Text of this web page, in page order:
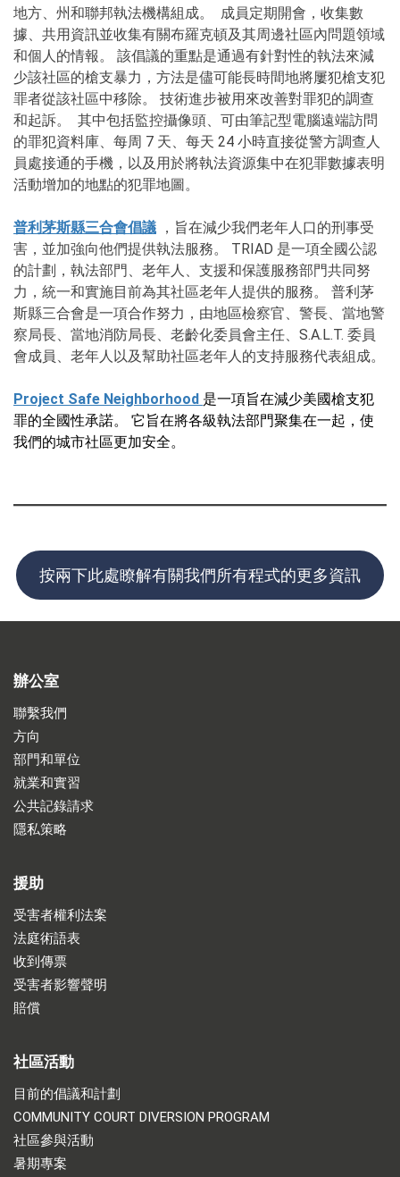
地方、州和聯邦執法機構組成。 成員定期開會，收集數
據、共用資訊並收集有關布羅克頓及其周邊社區內問題領域
和個人的情報。 該倡議的重點是通過有針對性的執法來減
少該社區的槍支暴力，方法是儘可能長時間地將屢犯槍支犯
罪者從該社區中移除。 技術進步被用來改善對罪犯的調查
和起訴。 其中包括監控攝像頭、可由筆記型電腦遠端訪問
的罪犯資料庫、每周 7 天、每天 24 小時直接從警方調查人
員處接通的手機，以及用於將執法資源集中在犯罪數據表明
活動增加的地點的犯罪地圖。
普利茅斯縣三合會倡議 ，旨在減少我們老年人口的刑事受
害，並加強向他們提供執法服務。 TRIAD 是一項全國公認
的計劃，執法部門、老年人、支援和保護服務部門共同努
力，統一和實施目前為其社區老年人提供的服務。 普利茅
斯縣三合會是一項合作努力，由地區檢察官、警長、當地警
察局長、當地消防局長、老齡化委員會主任、S.A.L.T. 委員
會成員、老年人以及幫助社區老年人的支持服務代表組成。
Project Safe Neighborhood 是一項旨在減少美國槍支犯
罪的全國性承諾。 它旨在將各級執法部門聚集在一起，使
我們的城市社區更加安全。
按兩下此處瞭解有關我們所有程式的更多資訊
辦公室
聯繫我們
方向
部門和單位
就業和實習
公共記錄請求
隱私策略
援助
受害者權利法案
法庭術語表
收到傳票
受害者影響聲明
賠償
社區活動
目前的倡議和計劃
COMMUNITY COURT DIVERSION PROGRAM
社區參與活動
暑期專案